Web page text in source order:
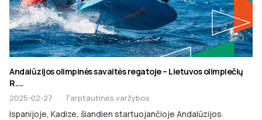
Andalūzijos olimpinės savaitės regatoje – Lietuvos olimpiečių
R....
2025-02-27 · Tarptautinės varžybos
Ispanijoje, Kadize, šiandien startuojančioje Andalūzijos